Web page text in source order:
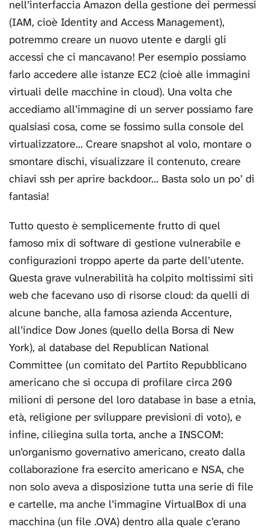
nell’interfaccia Amazon della gestione dei permessi
(IAM, cioè Identity and Access Management),
potremmo creare un nuovo utente e dargli gli
accessi che ci mancavano! Per esempio possiamo
farlo accedere alle istanze EC2 (cioè alle immagini
virtuali delle macchine in cloud). Una volta che
accediamo all’immagine di un server possiamo fare
qualsiasi cosa, come se fossimo sulla console del
virtualizzatore... Creare snapshot al volo, montare o
smontare dischi, visualizzare il contenuto, creare
chiavi ssh per aprire backdoor… Basta solo un po’ di
fantasia!
Tutto questo è semplicemente frutto di quel
famoso mix di software di gestione vulnerabile e
configurazioni troppo aperte da parte dell’utente.
Questa grave vulnerabilità ha colpito moltissimi siti
web che facevano uso di risorse cloud: da quelli di
alcune banche, alla famosa azienda Accenture,
all’indice Dow Jones (quello della Borsa di New
York), al database del Republican National
Committee (un comitato del Partito Repubblicano
americano che si occupa di profilare circa 200
milioni di persone del loro database in base a etnia,
età, religione per sviluppare previsioni di voto), e
infine, ciliegina sulla torta, anche a INSCOM:
un’organismo governativo americano, creato dalla
collaborazione fra esercito americano e NSA, che
non solo aveva a disposizione tutta una serie di file
e cartelle, ma anche l’immagine VirtualBox di una
macchina (un file .OVA) dentro alla quale c’erano